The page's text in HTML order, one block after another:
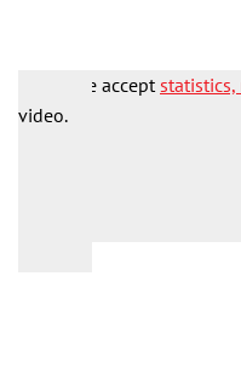
Please accept
video.